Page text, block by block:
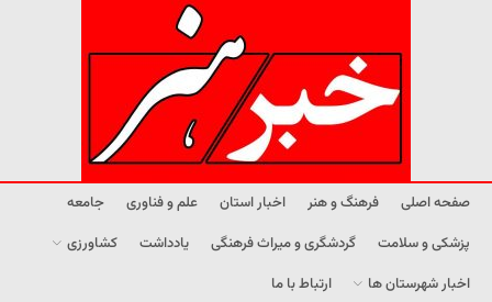
صفحه اصلی فرهنگ و هنر اخبار استان علم و فناوری
جامعه
پزشکی و سلامت
گردشگری و میراث فرهنگی یادداشت
کشاورزی
اخبار شهرستان ها
ارتباط با ما